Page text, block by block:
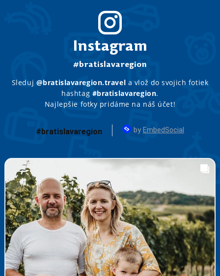
Instagram
#bratislavaregion
Sleduj @bratislavaregion.travel a vlož do svojich fotiek
hashtag #bratislavaregion.
Najlepšie fotky pridáme na náš účet!